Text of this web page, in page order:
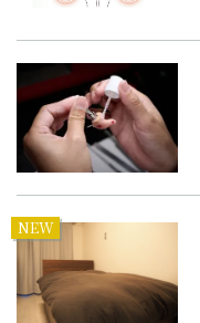
NEW